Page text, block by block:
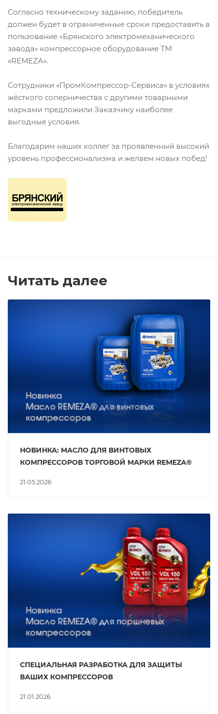
Согласно техническому заданию, победитель
должен будет в ограниченные сроки предоставить в
пользование «Брянского электромеханического
завода» компрессорное оборудование ТМ
«REMEZA».
Сотрудники «ПромКомпрессор-Сервиса» в условиях
жёсткого соперничества с другими товарными
марками предложили Заказчику наиболее
выгодные условия.
Благодарим наших коллег за проявленный высокий
уровень профессионализма и желаем новых побед!
Читать далее
21.05.2026
НОВИНКА: МАСЛО ДЛЯ ВИНТОВЫХ
КОМПРЕССОРОВ ТОРГОВОЙ МАРКИ REMEZA®
21.01.2026
СПЕЦИАЛЬНАЯ РАЗРАБОТКА ДЛЯ ЗАЩИТЫ
ВАШИХ КОМПРЕССОРОВ